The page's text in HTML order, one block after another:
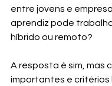
entre jovens e
aprendiz pode
híbrido ou remoto?
A resposta é sim, mas
importantes e critérios